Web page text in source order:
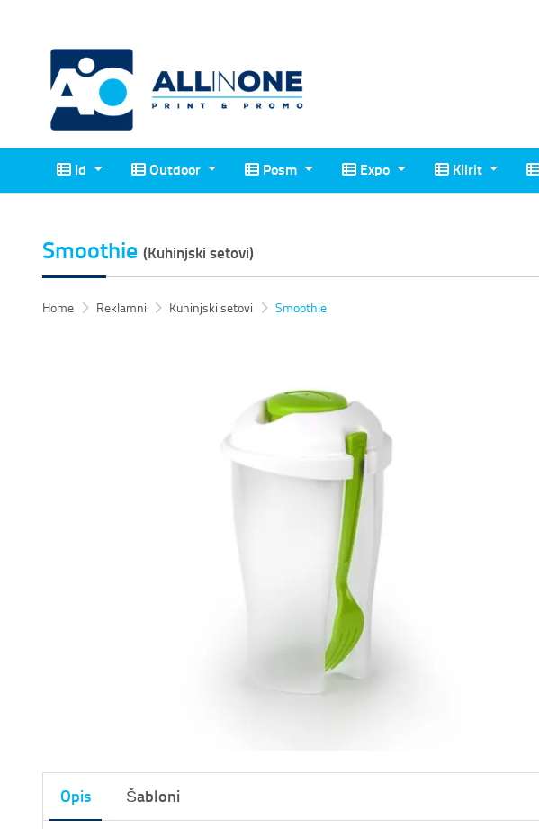
IdId Outdoor
Outdoor Posm
Posm Expo
Expo Klirit
Klirit
Smoothie (Kuhinjski setovi)
Home Reklamni Kuhinjski setovi Smoothie
Opis Šabloni